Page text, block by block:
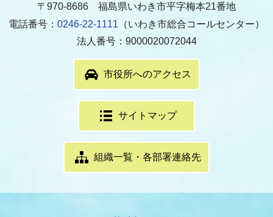
〒970-8686 福島県いわき市平字梅本21番地
電話番号： 0246-22-1111 （いわき市総合コールセンター）
法人番号：9000020072044
市役所へのアクセス
サイトマップ
組織一覧・各部署連絡先